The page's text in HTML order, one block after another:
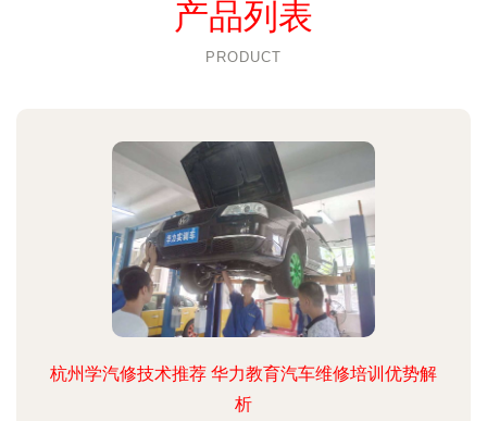
产品列表
PRODUCT
杭州学汽修技术推荐 华力教育汽车维修培训优势解
析